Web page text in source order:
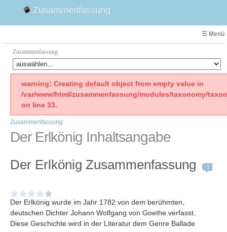
Zusammenfassung
☰ Menü
Zusammenfassung
Faust
Willhelm Tell
Emilia Galotti
1. Weltkrieg Zusammenfassung
Weimarer Republik
Maria Stuart
Woyzeck
warning: Creating default object from empty value in
/var/www/html/zusammenfassung/modules/taxonomy/
on line 33.
Zusammenfassung
Der Erlkönig Inhaltsangabe
Der Erlkönig Zusammenfassung 1
Der Erlkönig wurde im Jahr 1782 von dem berühmten,
deutschen Dichter Johann Wolfgang von Goethe verfasst.
Diese Geschichte wird in der Literatur dem Genre Ballade